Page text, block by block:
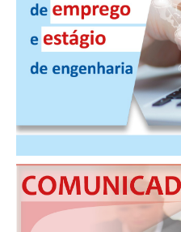
REVISÃO DE APOSENTADORIA
FGTS EXPURGOS
LEGISLAÇÃO
LEI 4.950-A/1966 – PISO
LEI 5.194/1966 –
LEI 6.496/1977 – ART